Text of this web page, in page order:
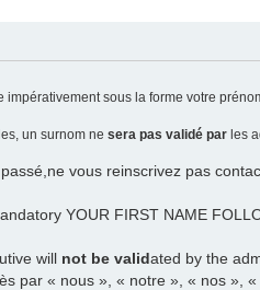
impérativement sous la forme votre
un surnom ne sera pas validé par les
vous reinscrivez pas
YOUR FIRST NAME
will not be validated by the
par « nous », « notre », « nos »,